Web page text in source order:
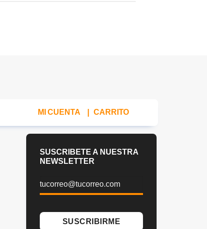
MI CUENTA CARRITO
SUSCRIBETE A NUESTRA
NEWSLETTER